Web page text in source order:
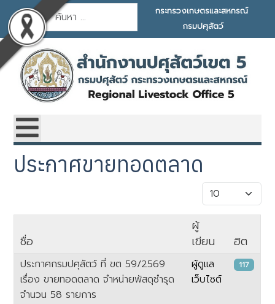
การค้นหา
กระทรวงเกษตรและสหกรณ์
กรมปศุสัตว์
ประกาศขายทอดตลาด
แสดง #
ชื่อ
ผู้
เขียน
ฮิต
ประกาศกรมปศุสัตว์ ที่ ขต 59/2569
เรื่อง ขายทอดตลาด จำหน่ายพัสดุชำรุด
จำนวน 58 รายการ
ผู้ดูแล
เว็บไซต์
117